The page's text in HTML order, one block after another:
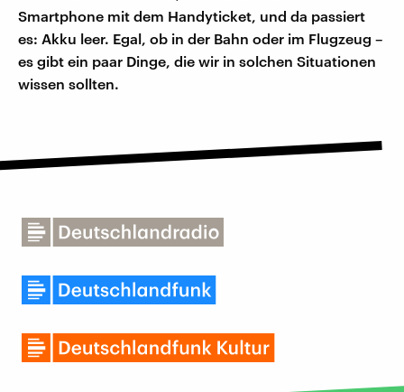
Smartphone mit dem Handyticket, und da passiert
es: Akku leer. Egal, ob in der Bahn oder im Flugzeug –
es gibt ein paar Dinge, die wir in solchen Situationen
wissen sollten.